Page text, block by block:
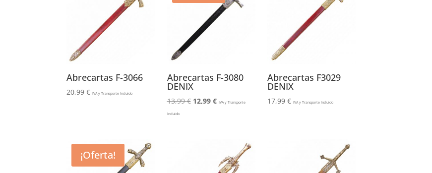
Abrecartas F-3066
20,99€ IVA y Transporte Incluido
Abrecartas F-3080
DENIX
13,99€ El
12,99 €ElIVA y Transporte
Incluido
Abrecartas F3029
DENIX
17,99 € IVA y Transporte Incluido
¡Oferta!